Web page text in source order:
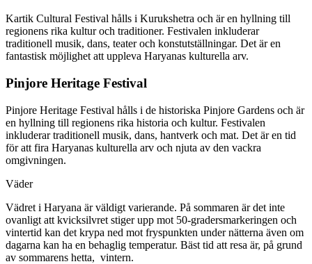
Kartik Cultural Festival hålls i Kurukshetra och är en hyllning till
regionens rika kultur och traditioner. Festivalen inkluderar
traditionell musik, dans, teater och konstutställningar. Det är en
fantastisk möjlighet att uppleva Haryanas kulturella arv.
Pinjore Heritage Festival
Pinjore Heritage Festival hålls i de historiska Pinjore Gardens och är
en hyllning till regionens rika historia och kultur. Festivalen
inkluderar traditionell musik, dans, hantverk och mat. Det är en tid
för att fira Haryanas kulturella arv och njuta av den vackra
omgivningen.
Väder
Vädret i Haryana är väldigt varierande. På sommaren är det inte
ovanligt att kvicksilvret stiger upp mot 50-gradersmarkeringen och
vintertid kan det krypa ned mot fryspunkten under nätterna även om
dagarna kan ha en behaglig temperatur. Bäst tid att resa är, på grund
av sommarens hetta, vintern.